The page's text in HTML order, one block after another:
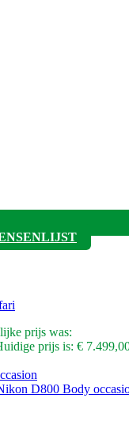
prijs was:
prijs is: €